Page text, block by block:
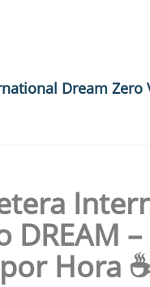
Dream Zero
DREAM
Hora